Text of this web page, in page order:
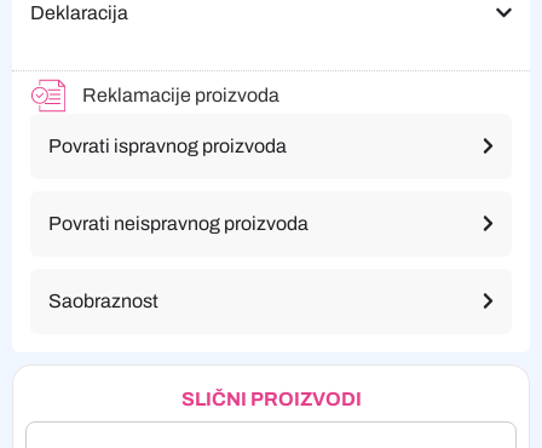
Deklaracija
Reklamacije proizvoda
Povrati ispravnog proizvoda
Povrati neispravnog proizvoda
Saobraznost
SLIČNI PROIZVODI